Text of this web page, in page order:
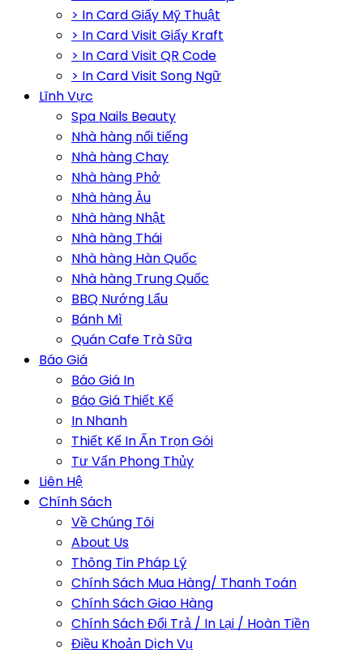
> In Card Giấy Mỹ Thuật
> In Card Visit Giấy Kraft
> In Card Visit QR Code
> In Card Visit Song Ngữ
Lĩnh Vực
Spa Nails Beauty
Nhà hàng nổi tiếng
Nhà hàng Chay
Nhà hàng Phở
Nhà hàng Âu
Nhà hàng Nhật
Nhà hàng Thái
Nhà hàng Hàn Quốc
Nhà hàng Trung Quốc
BBQ Nướng Lẩu
Bánh Mì
Quán Cafe Trà Sữa
Báo Giá
Báo Giá In
Báo Giá Thiết Kế
In Nhanh
Thiết Kế In Ấn Trọn Gói
Tư Vấn Phong Thủy
Liên Hệ
Chính Sách
Về Chúng Tôi
About Us
Thông Tin Pháp Lý
Chính Sách Mua Hàng/ Thanh Toán
Chính Sách Giao Hàng
Chính Sách Đổi Trả / In Lại / Hoàn Tiền
Điều Khoản Dịch Vụ